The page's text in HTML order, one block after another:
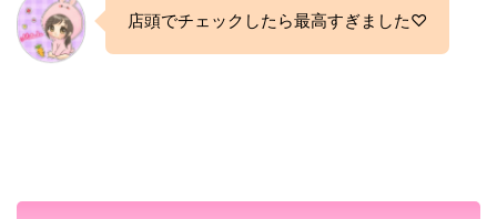
店頭でチェックしたら最高すぎました♡